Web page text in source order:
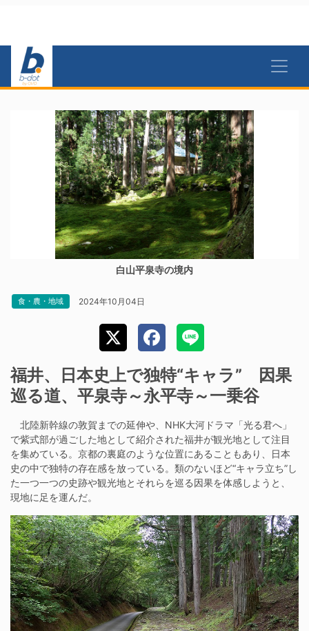
白山平泉寺の境内
食・農・地域 2024年10月04日
福井、日本史上で独特“キャラ” 因果
巡る道、平泉寺～永平寺～一乗谷
北陸新幹線の敦賀までの延伸や、NHK大河ドラマ「光る君へ」
で紫式部が過ごした地として紹介された福井が観光地として注目
を集めている。京都の裏庭のような位置にあることもあり、日本
史の中で独特の存在感を放っている。類のないほど“キャラ立ち”し
た一つ一つの史跡や観光地とそれらを巡る因果を体感しようと、
現地に足を運んだ。